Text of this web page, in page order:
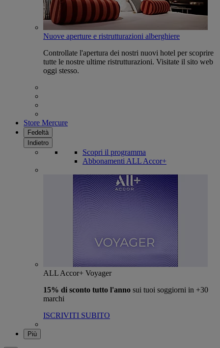
Nuove aperture e ristrutturazioni alberghiere
Controllate l'apertura dei nostri nuovi hotel per scoprire
tutte le nostre ultime ristrutturazioni. Visitate il sito web
oggi stesso.
Store Mercure
Fedeltà
Indietro
Scopri il programma
Abbonamenti ALL Accor+
ALL Accor+ Voyager
15% di sconto tutto l'anno sui tuoi soggiorni in +30
marchi
ISCRIVITI SUBITO
Più